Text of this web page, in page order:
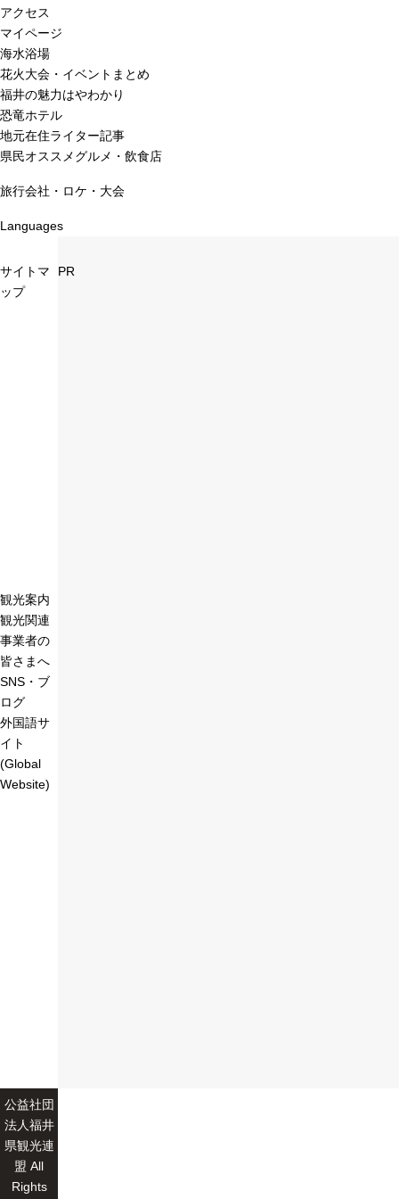
アクセス
マイページ
海水浴場
花火大会・イベントまとめ
福井の魅力はやわかり
恐竜ホテル
地元在住ライター記事
県民オススメグルメ・飲食店
旅行会社・ロケ・大会
Languages
サイトマ
ップ
観光案内
観光関連
事業者の
皆さまへ
SNS・ブ
ログ
外国語サ
イト
(Global
Website)
PR
公益社団
法人福井
県観光連
盟 All
Rights